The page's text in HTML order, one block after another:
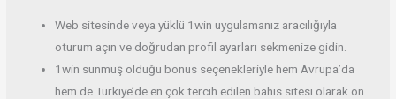
Web sitesinde veya yüklü 1win uygulamanız aracılığıyla
oturum açın ve doğrudan profil ayarları sekmenize gidin.
1win sunmuş olduğu bonus seçenekleriyle hem Avrupa’da
hem de Türkiye’de en çok tercih edilen bahis sitesi olarak ön